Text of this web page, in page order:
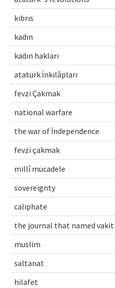
kıbrıs
kadın
kadın hakları
atatürk i̇nkılâpları
fevzi Çakmak
national warfare
the war of İndependence
fevzi çakmak
millî mücadele
sovereignty
caliphate
the journal that named vakit
muslim
saltanat
hilafet